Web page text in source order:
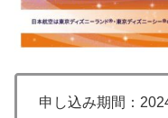
申し込み期間：